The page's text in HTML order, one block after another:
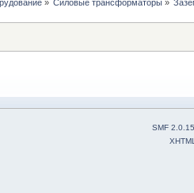
» Силовые трансформаторы»
SMF 2.0.15